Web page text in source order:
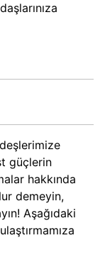
güçlerin
hakkında
demeyin,
Aşağıdaki